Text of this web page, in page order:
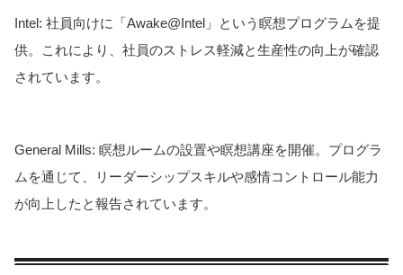
Intel: 社員向けに「Awake@Intel」という瞑想プログラムを提
供。これにより、社員のストレス軽減と生産性の向上が確認
されています。
General Mills: 瞑想ルームの設置や瞑想講座を開催。プログラ
ムを通じて、リーダーシップスキルや感情コントロール能力
が向上したと報告されています。